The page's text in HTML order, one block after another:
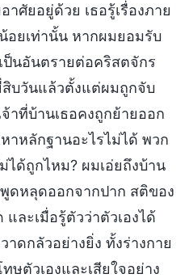
ศัยอยู่ด้วย เธอรู้เรื่องภาย
อยเท่านั้น หากผมยอมรับ
ป็นอันตรายต่อคริสตจักร
บวันแล้วตั้งแต่ผมถูกจับ
าที่บ้านเธอคงถูกย้ายออก
าหลักฐานอะไรไม่ได้ พวก
ด้ถูกไหม? ผมเอ่ยถึงบ้าน
ดหลุดออกจากปาก สติของ
ละเมื่อรู้ตัวว่าตัวเองได้
ดกลัวอย่างยิ่ง ทั้งร่างกาย
ตัวเองและเสียใจอย่าง